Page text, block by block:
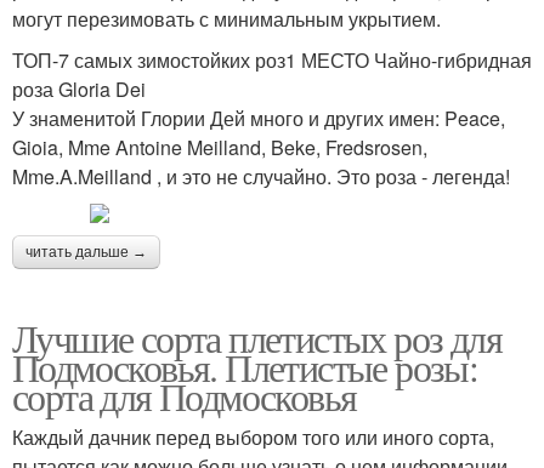
могут перезимовать с минимальным укрытием.
ТОП-7 самых зимостойких роз1 МЕСТО Чайно-гибридная
роза Gloria Dei
У знаменитой Глории Дей много и других имен: Peace,
Gioia, Mme Antoine Meilland, Beke, Fredsrosen,
Mme.A.Meilland , и это не случайно. Это роза - легенда!
читать дальше →
Лучшие сорта плетистых роз для
Подмосковья. Плетистые розы:
сорта для Подмосковья
Каждый дачник перед выбором того или иного сорта,